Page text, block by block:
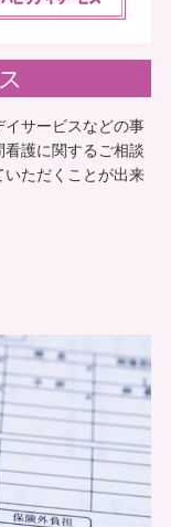
サービスなどの事
護に関するご相談
ただくことが出来
き連絡してみ
く知りませ
でしたのでそ
と説明を聞か
るなら早く
ただき、治
くリハビリ
はとても喜ば
なってきてい
した報告書を
電話で報告し
有難いです